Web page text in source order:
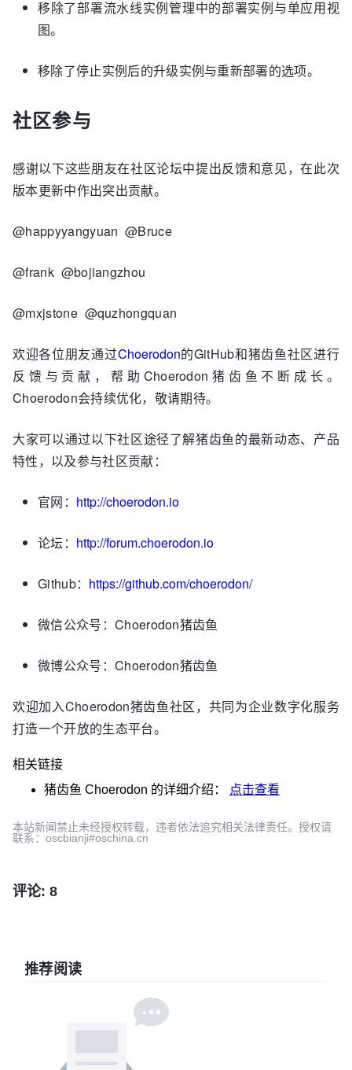
移除了部署流水线实例管理中的部署实例与单应用视
图。
移除了停止实例后的升级实例与重新部署的选项。
社区参与
感谢以下这些朋友在社区论坛中提出反馈和意见，在此次
版本更新中作出突出贡献。
@happyyangyuan @Bruce
@frank @bojiangzhou
@mxjstone @quzhongquan
欢迎各位朋友通过Choerodon的GitHub和猪齿鱼社区进行
反馈与贡献，帮助Choerodon猪齿鱼不断成长。
Choerodon会持续优化，敬请期待。
大家可以通过以下社区途径了解猪齿鱼的最新动态、产品
特性，以及参与社区贡献：
官网： http://choerodon.io
论坛： http://forum.choerodon.io
Github： https://github.com/choerodon/
微信公众号：Choerodon猪齿鱼
微博公众号：Choerodon猪齿鱼
欢迎加入Choerodon猪齿鱼社区，共同为企业数字化服务
打造一个开放的生态平台。
相关链接
猪齿鱼 Choerodon 的详细介绍： 点击查看
本站新闻禁止未经授权转载，违者依法追究相关法律责任。授权请
联系：oscbianji#oschina.cn
评论: 8
推荐阅读